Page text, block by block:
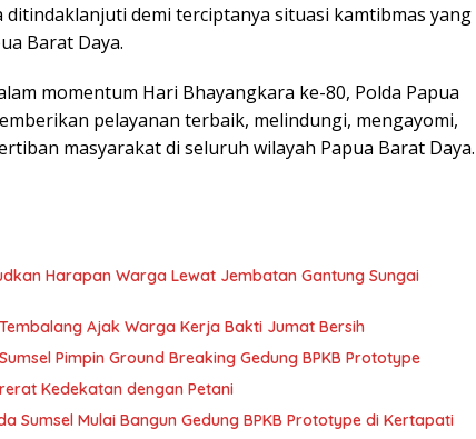
demi terciptanya situasi kamtibmas yang
Barat Daya.
momentum Hari Bhayangkara ke-80, Polda Papua
pelayanan terbaik, melindungi, mengayomi,
masyarakat di seluruh wilayah Papua Barat Daya.
Harapan Warga Lewat Jembatan Gantung Sungai
Ajak Warga Kerja Bakti Jumat Bersih
Pimpin Ground Breaking Gedung BPKB Prototype
Kedekatan dengan Petani
Sumsel Mulai Bangun Gedung BPKB Prototype di Kertapati